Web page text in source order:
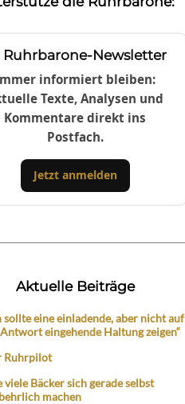
Ruhrbarone-Newsletter
informiert bleiben:
Texte, Analysen und
Kommentare direkt ins
Postfach.
Jetzt anmelden
Aktuelle Beiträge
sollte eine einladende, aber nicht auf
eingehende Haltung zeigen“
Ruhrpilot
viele Bäcker sich gerade selbst
machen